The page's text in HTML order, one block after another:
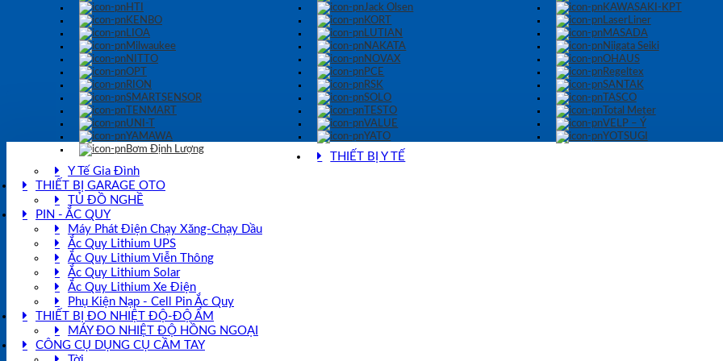
HTI
Jack Olsen
KAWASAKI-KPT
KENBO
KORT
LaserLiner
LIOA
LUTIAN
MASADA
Milwaukee
NAKATA
Niigata Seiki
NITTO
NOVAX
OHAUS
OPT
PCE
Regeltex
RION
RSK
SANTAK
SMARTSENSOR
SOLO
TASCO
TENMART
TESTO
Total Meter
UNI-T
VALUE
VELP – Ý
YAMAWA
YATO YOTSUGI
Bơm Định Lượng
THIẾT BỊ Y TẾ
Y Tế Gia Đình
THIẾT BỊ GARAGE OTO
TỦ ĐỒ NGHỀ
PIN - ẮC QUY
Máy Phát Điện Chạy Xăng-Chạy Dầu
Ắc Quy Lithium UPS
Ắc Quy Lithium Viễn Thông
Ắc Quy Lithium Solar
Ắc Quy Lithium Xe Điện
Phụ Kiện Nạp - Cell Pin Ắc Quy
THIẾT BỊ ĐO NHIỆT ĐỘ-ĐỘ ẨM
MÁY ĐO NHIỆT ĐỘ HỒNG NGOẠI
CÔNG CỤ DỤNG CỤ CẦM TAY